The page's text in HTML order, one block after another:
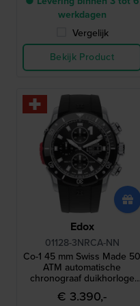
werkdagen
Vergelijk
Bekijk Product
Edox
01128-3NRCA-NN
Co-1 45 mm Swiss Made 50
ATM automatische
chronograaf duikhorloge
met heliumventiel
€ 3.390,-